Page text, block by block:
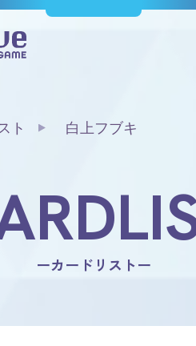
ト 白上フブキ
ーカードリストー